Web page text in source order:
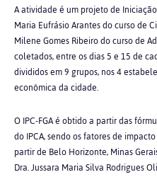
A atividade é um projeto de
Maria Eufrásio Arantes do curso de
Milene Gomes Ribeiro do curso de
coletados, entre os dias 5 e 15 de
divididos em 9 grupos, nos 4
econômica da cidade.
O IPC-FGA é obtido a partir das
do IPCA, sendo os fatores de
partir de Belo Horizonte, Minas
Dra. Jussara Maria Silva Rodrigues